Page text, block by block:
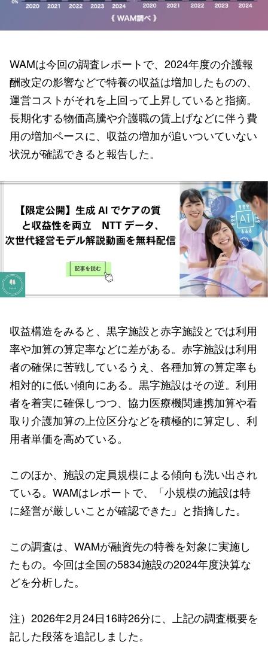
WAMは今回の調査レポートで、2024年度の介護報
酬改定の影響などで特養の収益は増加したものの、
運営コストがそれを上回って上昇していると指摘。
長期化する物価高騰や介護職の賃上げなどに伴う費
用の増加ペースに、収益の増加が追いついていない
状況が確認できると報告した。
収益構造をみると、黒字施設と赤字施設とでは利用
率や加算の算定率などに差がある。赤字施設は利用
者の確保に苦戦しているうえ、各種加算の算定率も
相対的に低い傾向にある。黒字施設はその逆。利用
者を着実に確保しつつ、協力医療機関連携加算や看
取り介護加算の上位区分などを積極的に算定し、利
用者単価を高めている。
このほか、施設の定員規模による傾向も洗い出され
ている。WAMはレポートで、「小規模の施設は特
に経営が厳しいことが確認できた」と指摘した。
この調査は、WAMが融資先の特養を対象に実施し
たもの。今回は全国の5834施設の2024年度決算な
どを分析した。
注）2026年2月24日16時26分に、上記の調査概要を
記した段落を追記しました。